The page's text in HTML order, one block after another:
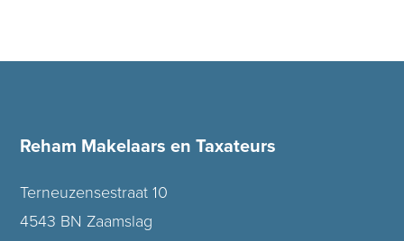
Reham Makelaars en Taxateurs
Terneuzensestraat 10
4543 BN Zaamslag